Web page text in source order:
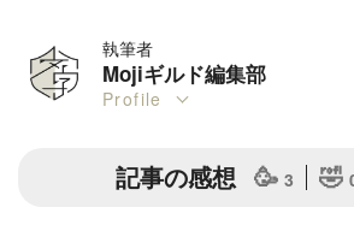
執筆者
Mojiギルド編集部
Profile
記事の感想 🥳 3 🤣